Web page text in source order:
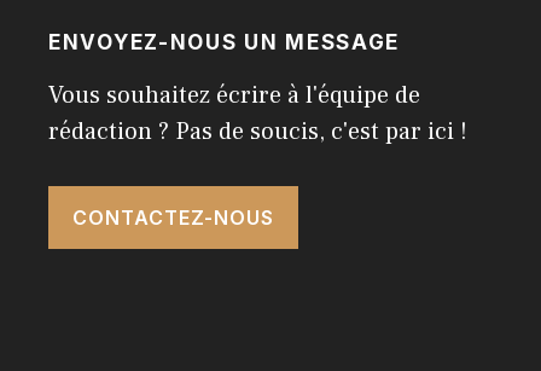
ENVOYEZ-NOUS UN MESSAGE
Vous souhaitez écrire à l'équipe de
rédaction ? Pas de soucis, c'est par ici !
CONTACTEZ-NOUS